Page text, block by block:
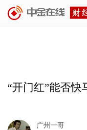
“开门红”能否快
广州一哥